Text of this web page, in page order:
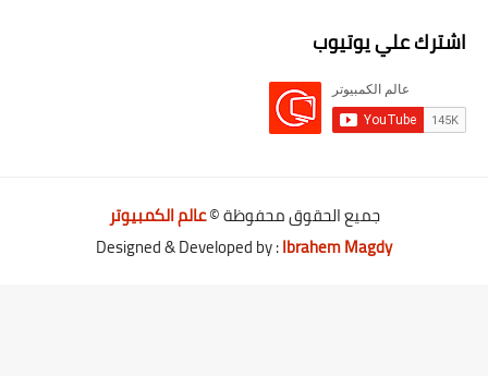
اشترك علي يوتيوب
جميع الحقوق محفوظة ©عالم الكمبيوتر
Designed & Developed by :Ibrahem Magdy